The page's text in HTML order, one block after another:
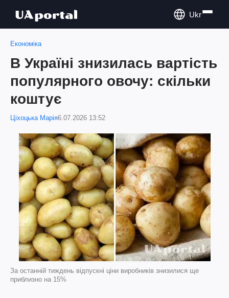
Ukr
Економіка
В Україні знизилась вартість
популярного овочу: скільки
коштує
Ціхоцька Марія6.07.2026 13:52
За останній тиждень відпускні ціни виробників знизилися ще
приблизно на 15%